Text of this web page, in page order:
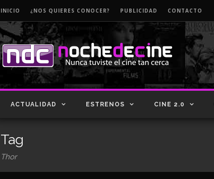
INICIO ¿NOS QUIERES CONOCER? PUBLICIDAD CONTACTO
ACTUALIDAD ESTRENOS CINE 2.0
Tag
Thor